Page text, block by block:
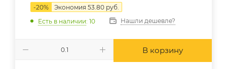
-20% Экономия 53.80 руб.
Есть в наличии: 10 Нашли дешевле?
В корзину